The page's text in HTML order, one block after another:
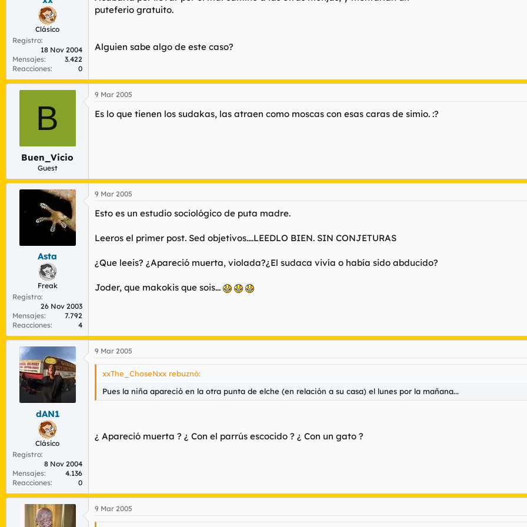
Clásico
Registro
18 Nov 2004
Mensajes
3.422
Reacciones
0
puteferio gratuito.
Alguien sabe algo de este caso?
B
Buen_Vicio
Guest
9 Mar 2005
Es lo que tienen los sudakas, las atraen como moscas con esas caras de simio. :?
Asta
Freak
Registro
26 Nov 2003
Mensajes
7.792
Reacciones
4
9 Mar 2005
Esto es un estudio sociológico de puta madre.
Leeros el primer post. Sed objetivos....LEEDLO BIEN. SIN CONJETURAS
¿Que leeis? ¿Apareció muerta, violada?¿El sudaca vivía o había sido abducido?
Joder, que makokis que sois...
dAN1
Clásico
Registro
8 Nov 2004
Mensajes
4.136
Reacciones
0
9 Mar 2005
xxThe_ChoseNxx rebuznó:
Pues la niña apareció en la otra punta de elche (en relación a su casa) el lunes por la mañana...
¿ Apareció muerta ? ¿ Con el parrús escocido ? ¿ Con un gato ?
9 Mar 2005